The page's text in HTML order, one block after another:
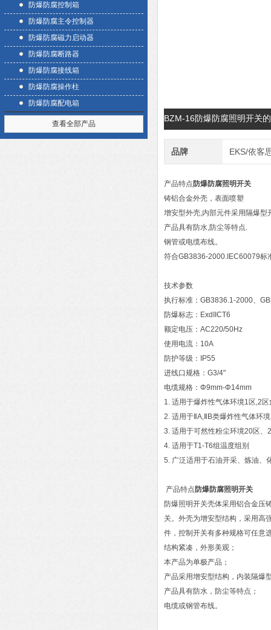
防爆防腐控制箱
防爆防腐主令控制器
防爆防腐磁力启动器
防爆防腐断路器
防爆防腐接线箱
防爆防腐操作柱
防爆防腐配电箱
查看全部产品
BZM-16防爆防腐照明开关
品牌 EKS/依客
产品特点 防爆防腐照明开关
铸铝合金外壳，表面喷塑
增安型外壳,内部元件采用隔爆型
产品具有防水,防尘等特点.
钢管或电缆布线。
符合GB3836-2000.IEC60079标
技术参数
执行标准：GB3836.1-2000、
防爆标志：ExdIICT6
额定电压：AC220/50Hz
使用电流：10A
防护等级：IP55
进线口规格：G3/4"
电缆规格：Φ9mm-Φ14mm
1. 适用于爆炸性气体环境1区,2
2. 适用于ⅡA,ⅡB类爆炸性气体环
3. 适用于可然性粉尘环境20区、
4. 适用于T1-T6组温度组别
5. 广泛适用于石油开采、炼油、
产品特点 防爆防腐照明开关
防爆照明开关壳体采用铝合金压
关。外壳为增安型结构，采用高
件，控制开关有多种规格可任意
结构紧凑，外形美观；
本产品为单极产品；
产品采用增安型结构，内装隔爆
产品具有防水，防尘等特点；
电缆或钢管布线。